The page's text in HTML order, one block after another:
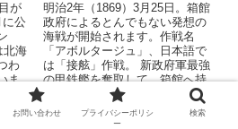
が
に公
北海
わ
ま
...
明治2年（1869）3月25日。箱館
政府によるとんでもない発想の
海戦が開始されます。作戦名
「アボルタージュ」、日本語で
は「接舷」作戦。 新政府軍最強
の甲鉄艦を奪取して、箱館へ持
ち帰ろうとした作戦です。 失敗
に終わりますが、戊辰戦争で強
烈な印象を残した宮古湾海戦を
お問い合わせ
プライバシーポリシ
ー
検索